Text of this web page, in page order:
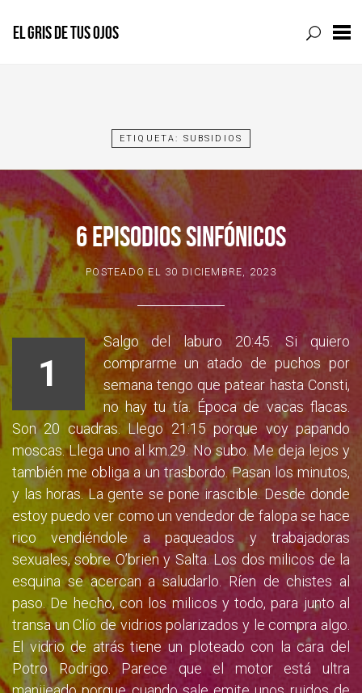
EL GRIS DE TUS OJOS
ETIQUETA: SUBSIDIOS
6 EPISODIOS SINFÓNICOS
POSTEADO EL 30 DICIEMBRE, 2023
1
Salgo del laburo 20:45. Si quiero
comprarme un atado de puchos por
semana tengo que patear hasta Consti,
no hay tu tía. Época de vacas flacas.
Son 20 cuadras. Llego 21:15 porque voy papando
moscas. Llega uno al km.29. No subo. Me deja lejos y
también me obliga a un trasbordo. Pasan los minutos,
y las horas. La gente se pone irascible. Desde donde
estoy puedo ver como un vendedor de falopa se hace
rico vendiéndole a paqueados y trabajadoras
sexuales, sobre O’brien y Salta. Los dos milicos de la
esquina se acercan a saludarlo. Ríen de chistes al
paso. De hecho, con los milicos y todo, para junto al
transa un Clío de vidrios polarizados y le compra algo.
El vidrio de atrás tiene un ploteado con la cara del
Potro Rodrigo. Parece que el motor está ultra